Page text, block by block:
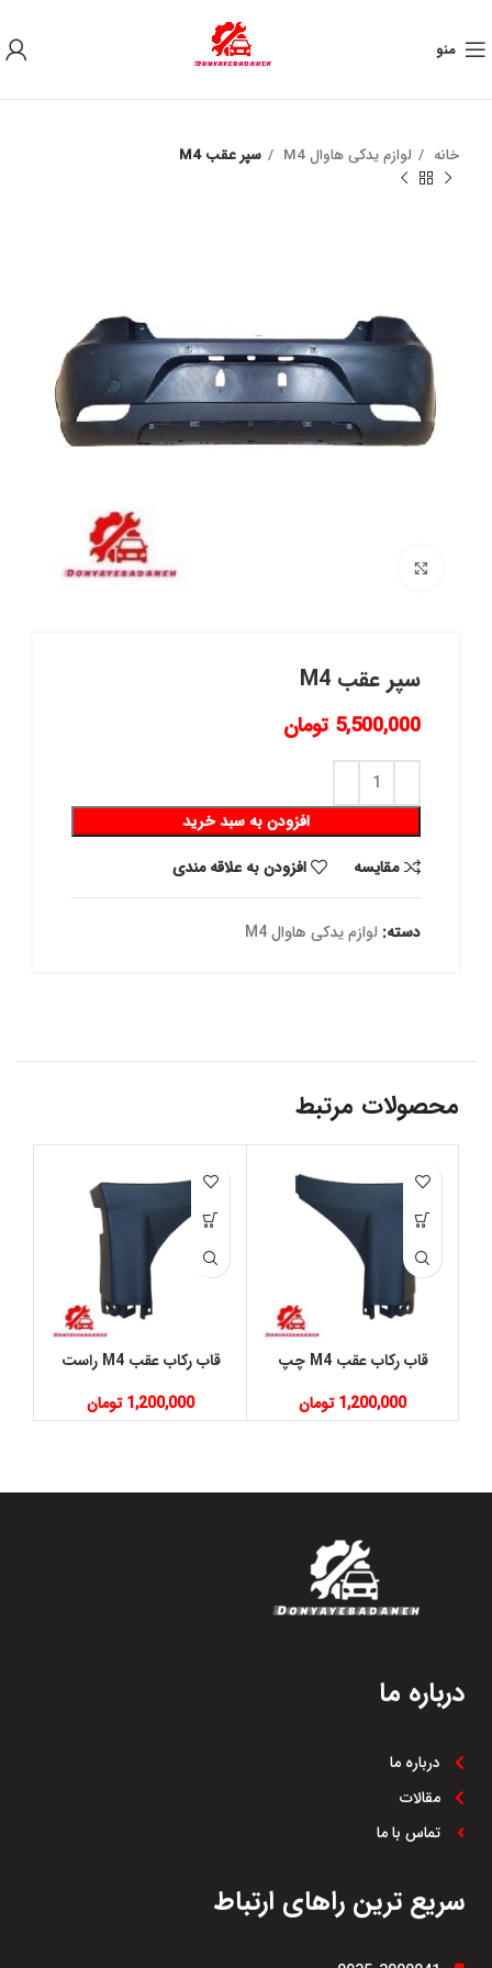
منو
خانه لوازم یدکی هاوال M4 سپر عقب M4
سپر عقب M4
5,500,000 تومان
افزودن به سبد خرید
مقايسه
افزودن به علاقه مندی
دسته: لوازم یدکی هاوال M4
محصولات مرتبط
قاب رکاب عقب M4 چپ
1,200,000 تومان
قاب رکاب عقب M4 راست
1,200,000 تومان
درباره ما
درباره ما
مقالات
تماس با ما
سریع ترین راهای ارتباط
به علت نوسان ارز ، لطفا قبل از خرید تماس بگیرید.